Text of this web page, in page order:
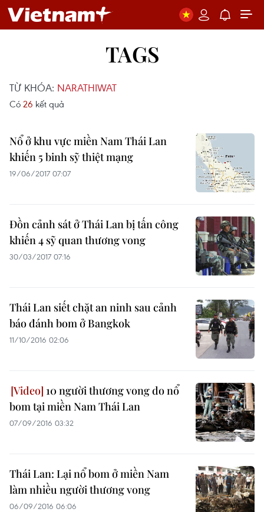
TAGS
TỪ KHÓA: NARATHIWAT
Có 26 kết quả
Nổ ở khu vực miền Nam Thái Lan
khiến 5 binh sỹ thiệt mạng
19/06/2017 07:07
Đồn cảnh sát ở Thái Lan bị tấn công
khiến 4 sỹ quan thương vong
30/03/2017 07:16
Thái Lan siết chặt an ninh sau cảnh
báo đánh bom ở Bangkok
11/10/2016 02:06
10 người thương vong do nổ
bom tại miền Nam Thái Lan
07/09/2016 03:32
Thái Lan: Lại nổ bom ở miền Nam
làm nhiều người thương vong
06/09/2016 06:06